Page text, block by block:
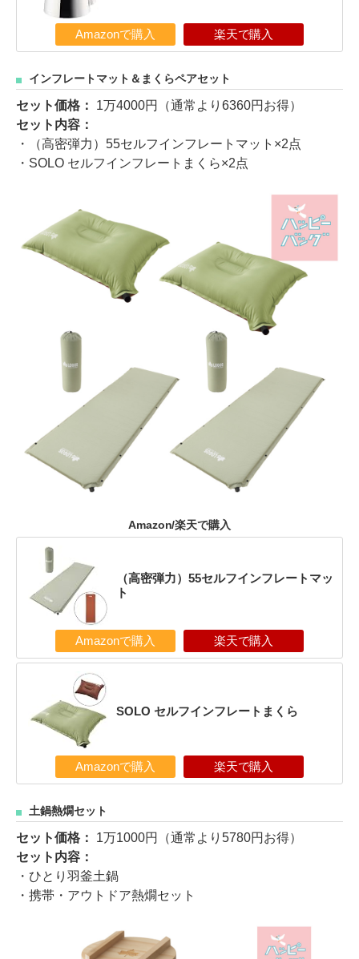
Amazonで購入 楽天で購入
インフレートマット＆まくらペアセット
セット価格： 1万4000円（通常より6360円お得）
セット内容：
・（高密弾力）55セルフインフレートマット×2点
・SOLO セルフインフレートまくら×2点
Amazon/楽天で購入
（高密弾力）55セルフインフレートマッ
ト
Amazonで購入 楽天で購入
SOLO セルフインフレートまくら
Amazonで購入 楽天で購入
土鍋熱燗セット
セット価格： 1万1000円（通常より5780円お得）
セット内容：
・ひとり羽釜土鍋
・携帯・アウトドア熱燗セット